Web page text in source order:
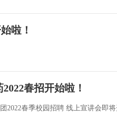
啦！
春招开始啦！
2022春季校园招聘 线上宣讲会即